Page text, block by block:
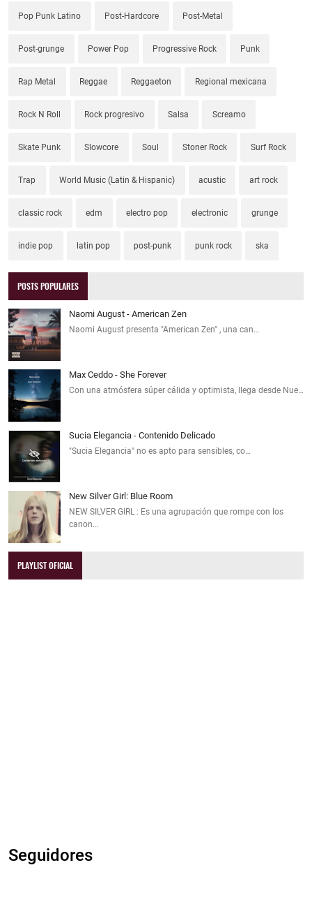
Pop Punk Latino Post-Hardcore Post-Metal
Post-grunge Power Pop Progressive Rock Punk
Rap Metal Reggae Reggaeton Regional mexicana
Rock N Roll Rock progresivo Salsa Screamo
Skate Punk Slowcore Soul Stoner Rock Surf Rock
Trap World Music (Latin & Hispanic) acustic art rock
classic rock edm electro pop electronic grunge
indie pop latin pop post-punk punk rock ska
POSTS POPULARES
Naomi August - American Zen
Naomi August presenta "American Zen" , una can…
Max Ceddo - She Forever
Con una atmósfera súper cálida y optimista, llega desde Nue…
Sucia Elegancia - Contenido Delicado
"Sucia Elegancia" no es apto para sensibles, co…
New Silver Girl: Blue Room
NEW SILVER GIRL : Es una agrupación que rompe con los
canon…
PLAYLIST OFICIAL
Seguidores